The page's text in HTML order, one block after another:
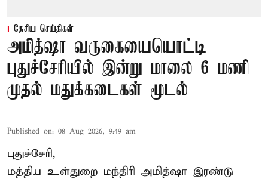
தேசிய செய்திகள்
அமித்ஷா வருகையையொட்டி
புதுச்சேரியில் இன்று மாலை 6 மணி
முதல் மதுக்கடைகள் மூடல்
Published on: 08 Aug 2026, 9:49 am
புதுச்சேரி,
மத்திய உள்துறை மந்திரி அமித்ஷா இரண்டு